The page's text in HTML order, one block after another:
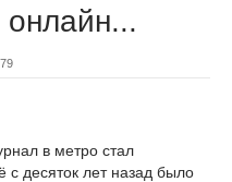
онлайн...
в метро стал
с десяток лет назад было